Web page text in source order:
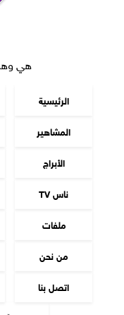
هي
الرئيسية
المشاهير
الأبراج
ناس TV
ملفات
من نحن
اتصل بنا